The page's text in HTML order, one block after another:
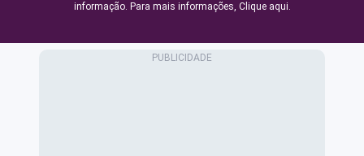
informação. Para mais informações, Clique aqui.